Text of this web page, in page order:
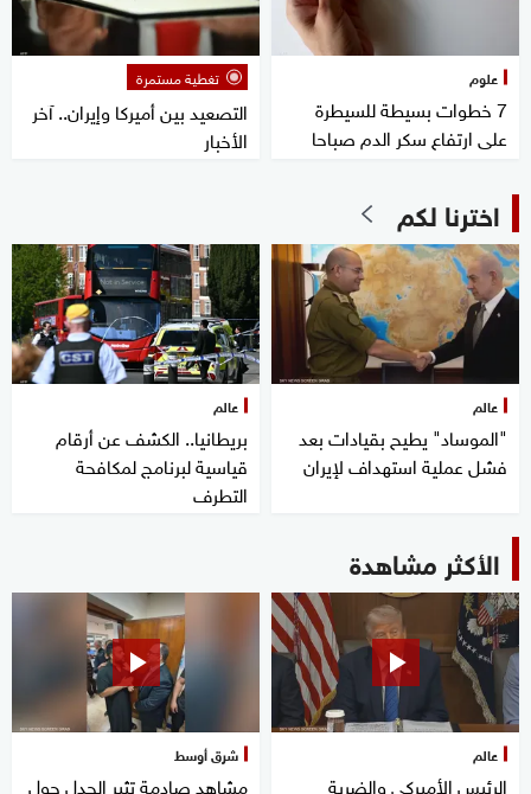
علوم
7 خطوات بسيطة للسيطرة
على ارتفاع سكر الدم صباحا
تغطية مستمرة
التصعيد بين أميركا وإيران.. آخر
الأخبار
اخترنا لكم
عالم
"الموساد" يطيح بقيادات بعد
فشل عملية استهداف لإيران
عالم
بريطانيا.. الكشف عن أرقام
قياسية لبرنامج لمكافحة
التطرف
الأكثر مشاهدة
عالم
الرئيس الأميركي والضربة
شرق أوسط
مشاهد صادمة تثير الجدل حول